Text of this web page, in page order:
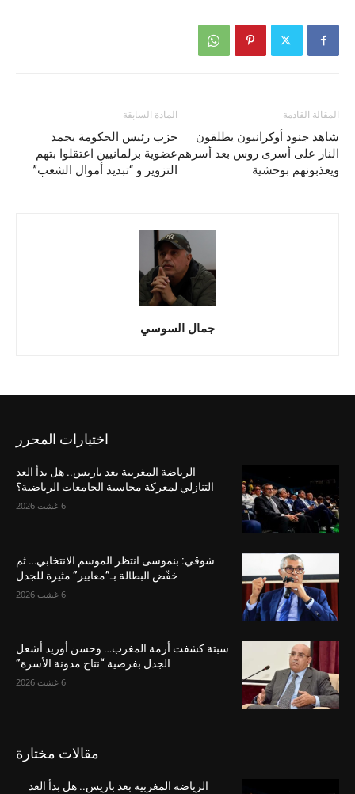
المادة السابقة
حزب رئيس الحكومة يجمد
عضوية برلمانيين اعتقلوا بتهم
التزوير و “تبديد أموال الشعب”
المقالة القادمة
شاهد جنود أوكرانيون يطلقون
النار على أسرى روس بعد أسرهم
ويعذبونهم بوحشية
جمال السوسي
اختيارات المحرر
الرياضة المغربية بعد باريس.. هل بدأ العد
التنازلي لمعركة محاسبة الجامعات الرياضية؟
6 غشت 2026
شوقي: بنموسى انتظر الموسم الانتخابي… ثم
خفّض البطالة بـ”معايير” مثيرة للجدل
6 غشت 2026
سبتة كشفت أزمة المغرب… وحسن أوريد أشعل
الجدل بفرضية “نتاج مدونة الأسرة”
6 غشت 2026
مقالات مختارة
الرياضة المغربية بعد باريس.. هل بدأ العد